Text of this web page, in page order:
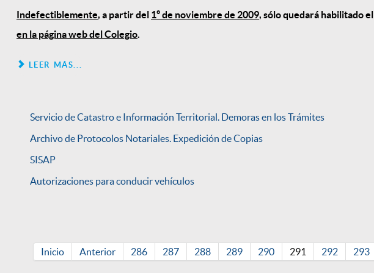
Indefectiblemente, a partir del 1º de noviembre de 2009, sólo quedará habilitado el
en la página web del Colegio.
LEER MÁS...
Servicio de Catastro e Información Territorial. Demoras en los Trámites
Archivo de Protocolos Notariales. Expedición de Copias
SISAP
Autorizaciones para conducir vehículos
Inicio Anterior 286 287 288 289 290 291 292 293